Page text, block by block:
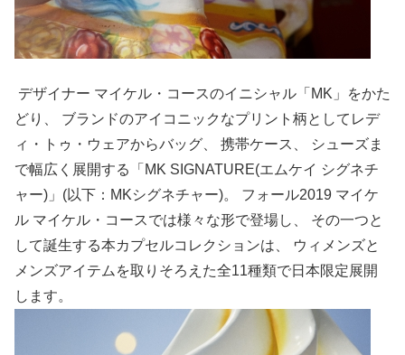
デザイナー マイケル・コースのイニシャル「MK」をかた
どり、 ブランドのアイコニックなプリント柄としてレデ
ィ・トゥ・ウェアからバッグ、 携帯ケース、 シューズま
で幅広く展開する「MK SIGNATURE(エムケイ シグネチ
ャー)」(以下：MKシグネチャー)。 フォール2019 マイケ
ル マイケル・コースでは様々な形で登場し、 その一つと
して誕生する本カプセルコレクションは、 ウィメンズと
メンズアイテムを取りそろえた全11種類で日本限定展開
します。